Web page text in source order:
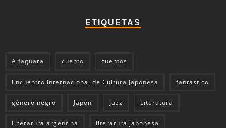
ETIQUETAS
Alfaguara cuento cuentos
Encuentro Internacional de Cultura Japonesa fantástico
género negro Japón Jazz Literatura
Literatura argentina literatura japonesa